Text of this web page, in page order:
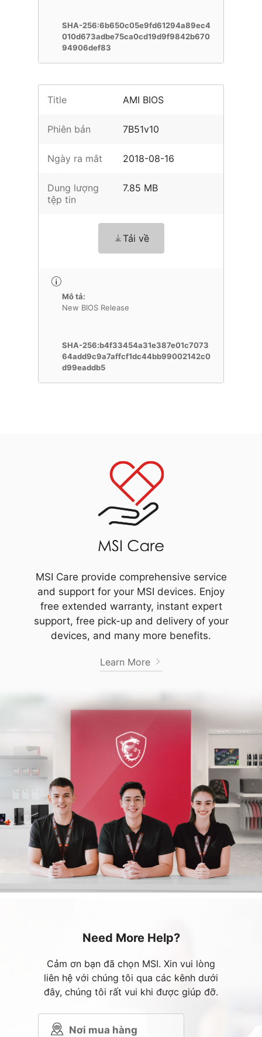
SHA-256:6b650c05e9fd61294a89ec4
010d673adbe75ca0cd19d9f9842b670
94906def83
Title AMI BIOS
Phiên bản 7B51v10
Ngày ra mắt 2018-08-16
Dung lượng
tệp tin
7.85 MB
Tải về
Mô tả:
New BIOS Release
SHA-256:b4f33454a31e387e01c7073
64add9c9a7affcf1dc44bb99002142c0
d99eaddb5
MSI Care provide comprehensive service
and support for your MSI devices. Enjoy
free extended warranty, instant expert
support, free pick-up and delivery of your
devices, and many more benefits.
Learn More
Need More Help?
Cảm ơn bạn đã chọn MSI. Xin vui lòng
liên hệ với chúng tôi qua các kênh dưới
đây, chúng tôi rất vui khi được giúp đỡ.
Nơi mua hàng